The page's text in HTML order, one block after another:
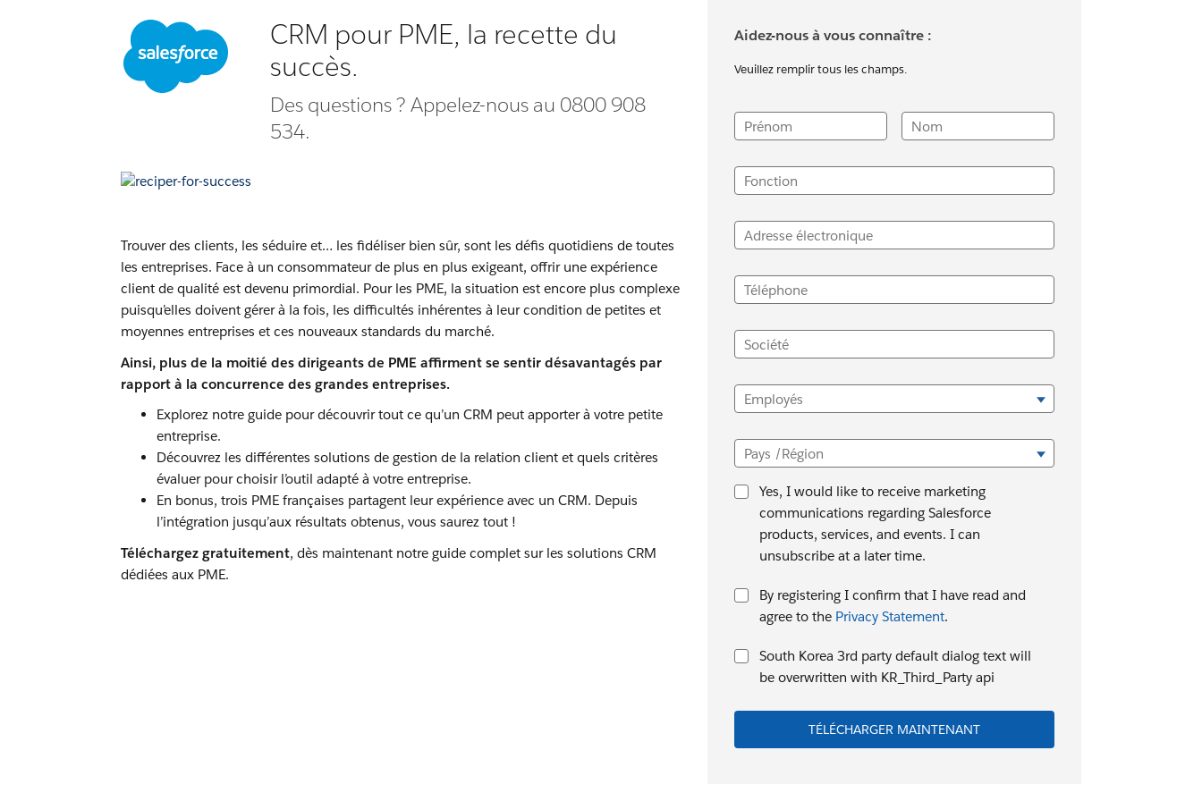
CRM pour PME, la recette du
succès.
Des questions ? Appelez-nous au 0800 908
534.
Trouver des clients, les séduire et… les fidéliser bien sûr, sont les défis quotidiens de toutes
les entreprises. Face à un consommateur de plus en plus exigeant, offrir une expérience
client de qualité est devenu primordial. Pour les PME, la situation est encore plus complexe
puisqu’elles doivent gérer à la fois, les difficultés inhérentes à leur condition de petites et
moyennes entreprises et ces nouveaux standards du marché.
Ainsi, plus de la moitié des dirigeants de PME affirment se sentir désavantagés par
rapport à la concurrence des grandes entreprises.
Explorez notre guide pour découvrir tout ce qu’un CRM peut apporter à votre petite
entreprise.
Découvrez les différentes solutions de gestion de la relation client et quels critères
évaluer pour choisir l’outil adapté à votre entreprise.
En bonus, trois PME françaises partagent leur expérience avec un CRM. Depuis
l’intégration jusqu’aux résultats obtenus, vous saurez tout !
Téléchargez gratuitement, dès maintenant notre guide complet sur les solutions CRM
dédiées aux PME.
Aidez-nous à vous connaître :
Veuillez remplir tous les champs.
Prénom Nom
Fonction
Adresse électronique
Téléphone
Société
Employés
Pays /Région
Yes, I would like to receive marketing
communications regarding Salesforce
products, services, and events. I can
unsubscribe at a later time.
By registering I confirm that I have read and
agree to the Privacy Statement.
South Korea 3rd party default dialog text will
be overwritten with KR_Third_Party api
TÉLÉCHARGER MAINTENANT